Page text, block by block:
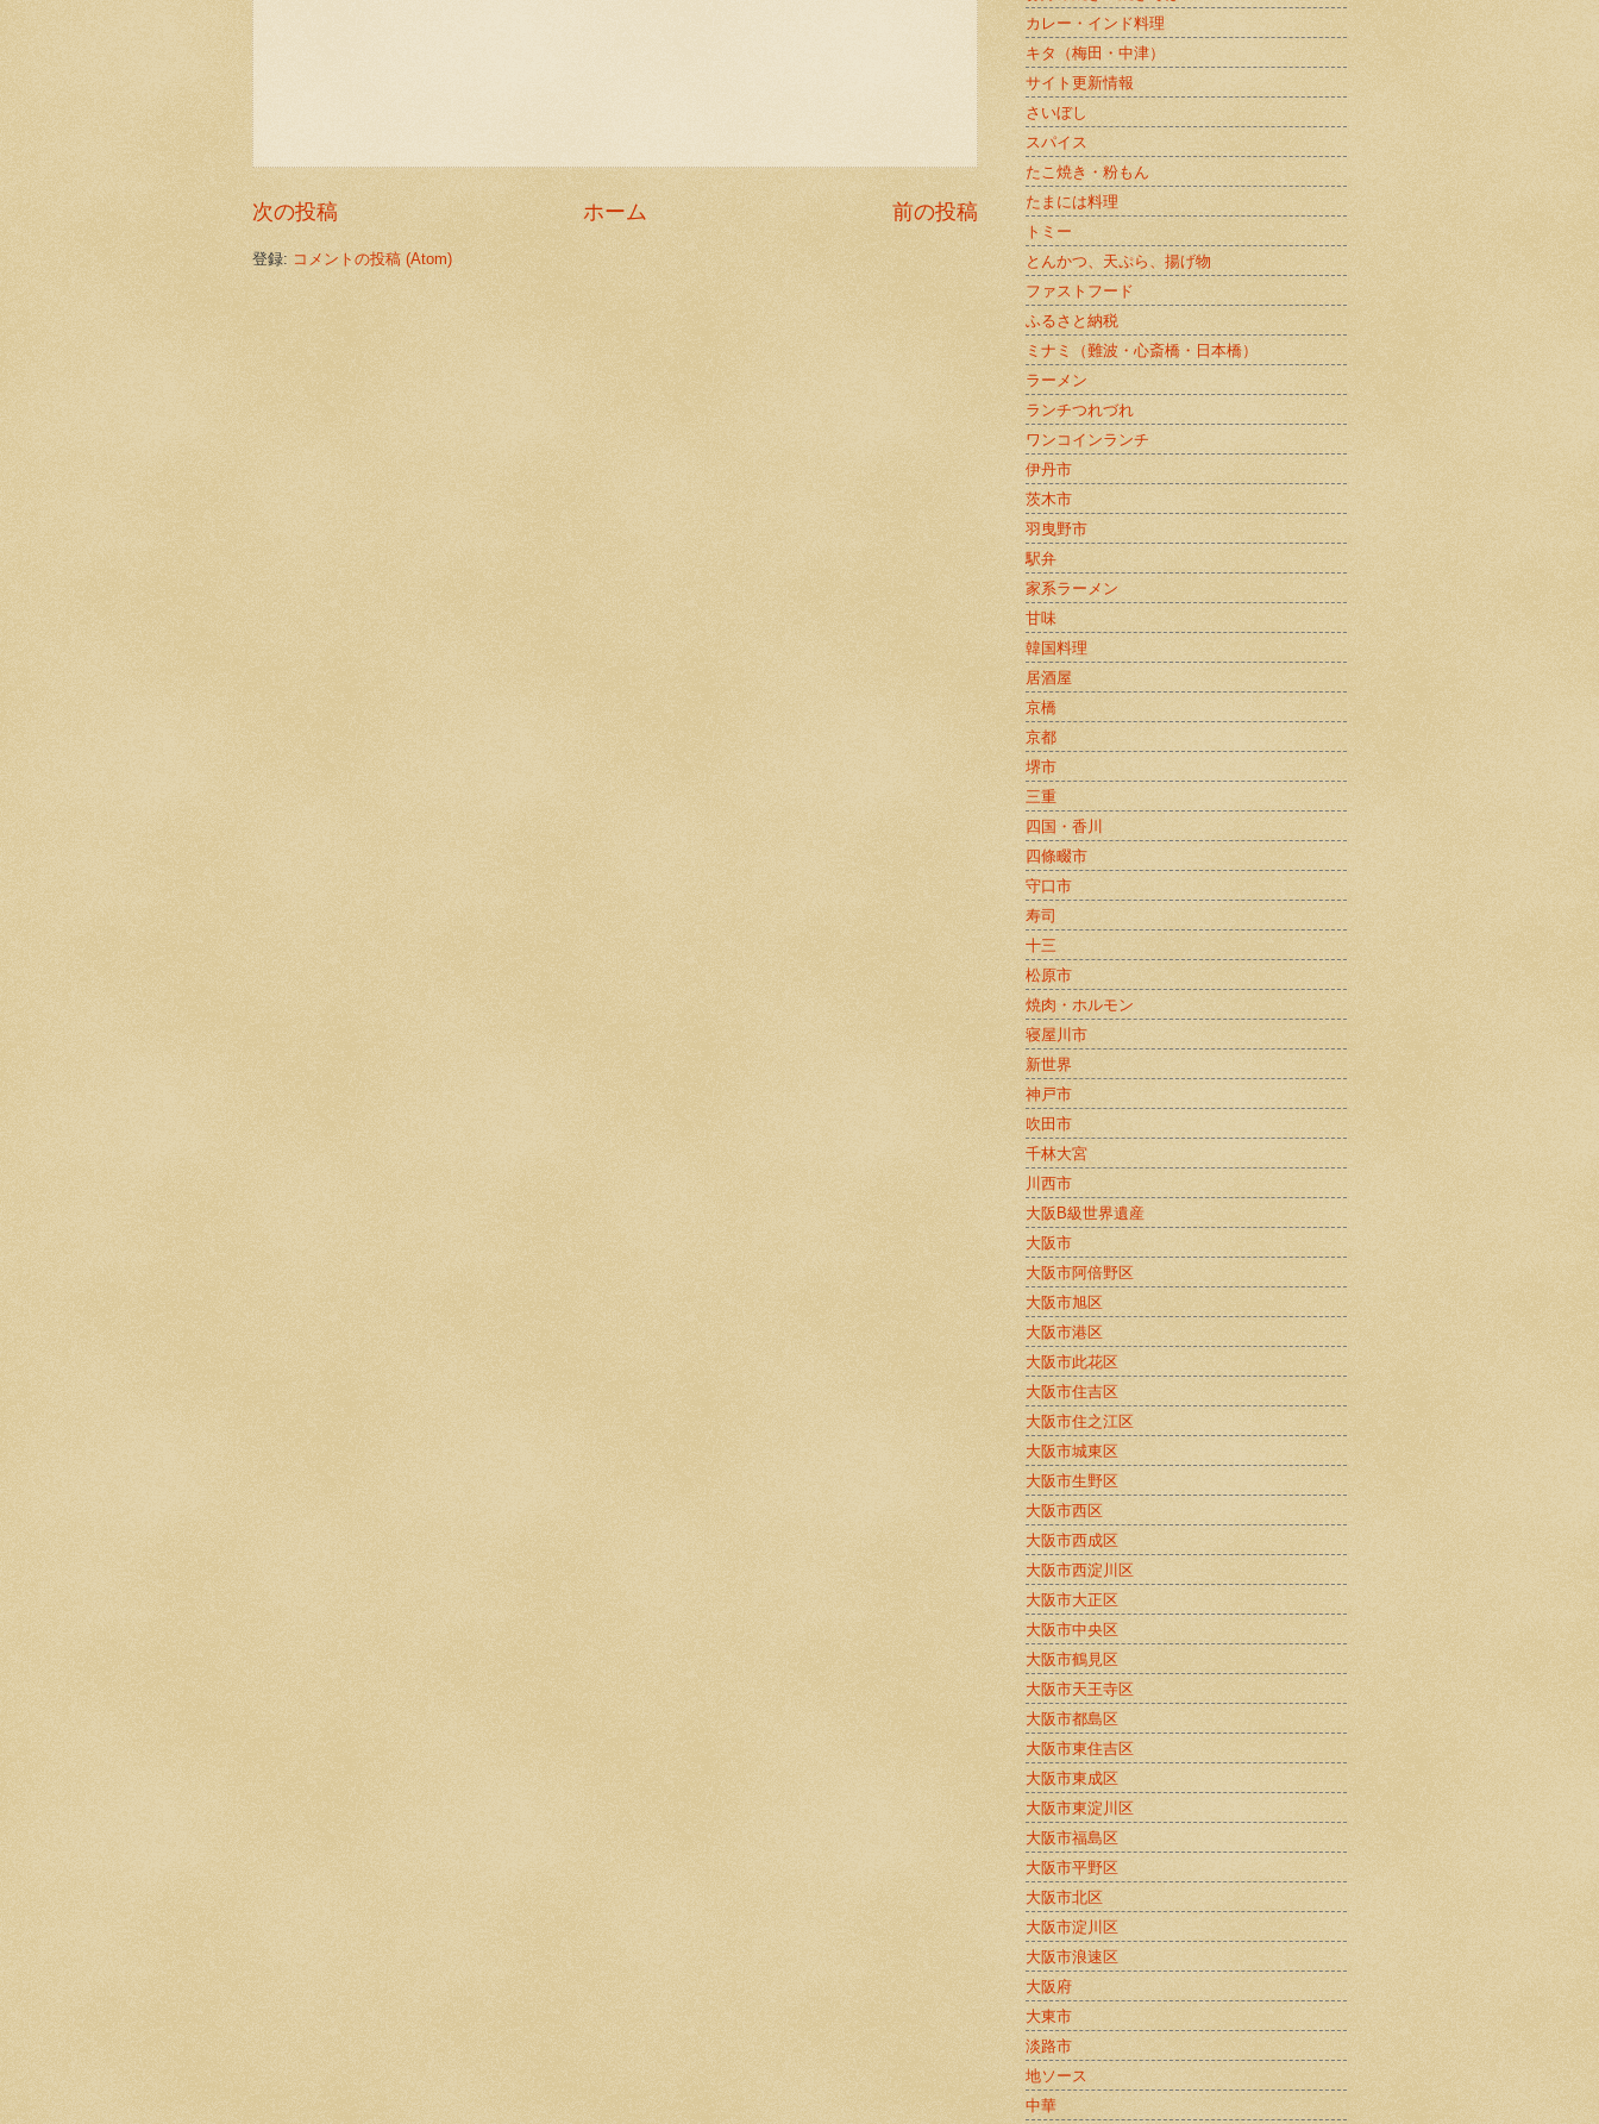
次の投稿 前の投稿
ホーム
登録: コメントの投稿 (Atom)
カレー・インド料理
キタ（梅田・中津）
サイト更新情報
さいぼし
スパイス
たこ焼き・粉もん
たまには料理
トミー
とんかつ、天ぷら、揚げ物
ファストフード
ふるさと納税
ミナミ（難波・心斎橋・日本橋）
ラーメン
ランチつれづれ
ワンコインランチ
伊丹市
茨木市
羽曳野市
駅弁
家系ラーメン
甘味
韓国料理
居酒屋
京橋
京都
堺市
三重
四国・香川
四條畷市
守口市
寿司
十三
松原市
焼肉・ホルモン
寝屋川市
新世界
神戸市
吹田市
千林大宮
川西市
大阪B級世界遺産
大阪市
大阪市阿倍野区
大阪市旭区
大阪市港区
大阪市此花区
大阪市住吉区
大阪市住之江区
大阪市城東区
大阪市生野区
大阪市西区
大阪市西成区
大阪市西淀川区
大阪市大正区
大阪市中央区
大阪市鶴見区
大阪市天王寺区
大阪市都島区
大阪市東住吉区
大阪市東成区
大阪市東淀川区
大阪市福島区
大阪市平野区
大阪市北区
大阪市淀川区
大阪市浪速区
大阪府
大東市
淡路市
地ソース
中華